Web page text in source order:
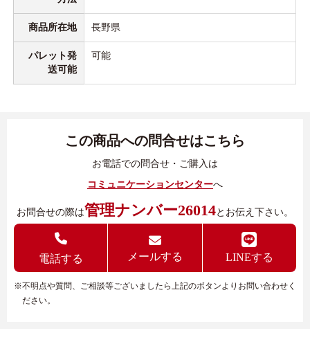
商品所在地 長野県
パレット発
送可能
可能
この商品への問合せはこちら
お電話での問合せ・ご購入は
コミュニケーションセンターへ
お問合せの際は管理ナンバー26014とお伝え下さい。
電話する メールする LINEする
※不明点や質問、ご相談等ございましたら上記のボタンよりお問い合わせく
ださい。